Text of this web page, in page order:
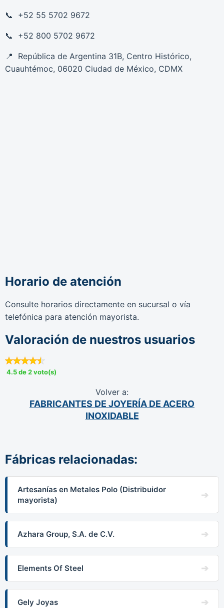
+52 55 5702 9672
+52 800 5702 9672
República de Argentina 31B, Centro Histórico,
Cuauhtémoc, 06020 Ciudad de México, CDMX
Horario de atención
Consulte horarios directamente en sucursal o vía
telefónica para atención mayorista.
Valoración de nuestros usuarios
4.5 de 2 voto(s)
Volver a:
FABRICANTES DE JOYERÍA DE ACERO
INOXIDABLE
Fábricas relacionadas:
Artesanías en Metales Polo (Distribuidor
mayorista)
Azhara Group, S.A. de C.V.
Elements Of Steel
Gely Joyas